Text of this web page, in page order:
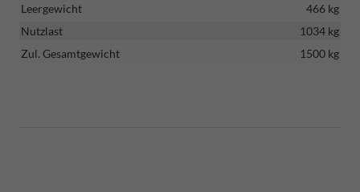
Leergewicht
466 kg
Nutzlast
1034 kg
Zul. Gesamtgewicht
1500 kg